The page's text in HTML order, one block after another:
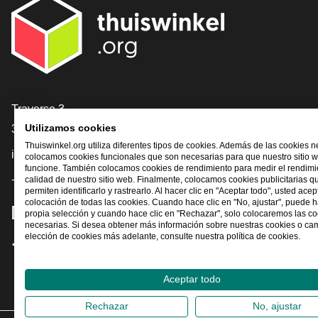
[_General:Contact]
Traverse 3
3905 NL Veenendaal
info@thuiswinkel.org
+31 (0)318 64 85 75
[_General:SocialMediaTitle]
Utilizamos cookies
Thuiswinkel.org utiliza diferentes tipos de cookies. Además de las cookies
colocamos cookies funcionales que son necesarias para que nuestro sitio
funcione. También colocamos cookies de rendimiento para medir el
calidad de nuestro sitio web. Finalmente, colocamos cookies publicitarias
permiten identificarlo y rastrearlo. Al hacer clic en "Aceptar todo", usted
colocación de todas las cookies. Cuando hace clic en "No, ajustar", puede
propia selección y cuando hace clic en "Rechazar", solo colocaremos las
necesarias. Si desea obtener más información sobre nuestras cookies o
elección de cookies más adelante, consulte nuestra política de cookies.
Aceptar todo
Rechazar No, ajustar